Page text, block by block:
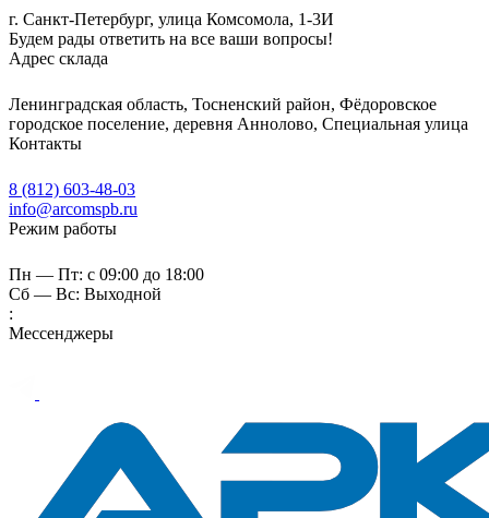
г. Санкт-Петербург, улица Комсомола, 1-3И
Будем рады ответить на все ваши вопросы!
Адрес склада
Ленинградская область, Тосненский район, Фёдоровское
городское поселение, деревня Аннолово, Специальная улица
Контакты
8 (812) 603-48-03
info@arcomspb.ru
Режим работы
Пн — Пт: с 09:00 до 18:00
Сб — Вс: Выходной
:
Мессенджеры